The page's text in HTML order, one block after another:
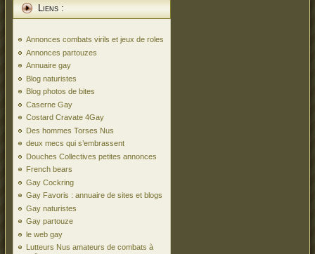
Liens :
Annonces combats virils et jeux de roles
Annonces partouzes
Annuaire gay
Blog naturistes
Blog photos de bites
Caserne Gay
Costard Cravate 4Gay
Des hommes Torses Nus
deux mecs qui s’embrassent
Douches Collectives petites annonces
French bears
Gay Cockring
Gay Favoris : annuaire de sites et blogs
Gay naturistes
Gay partouze
le web gay
Lutteurs Nus amateurs de combats à